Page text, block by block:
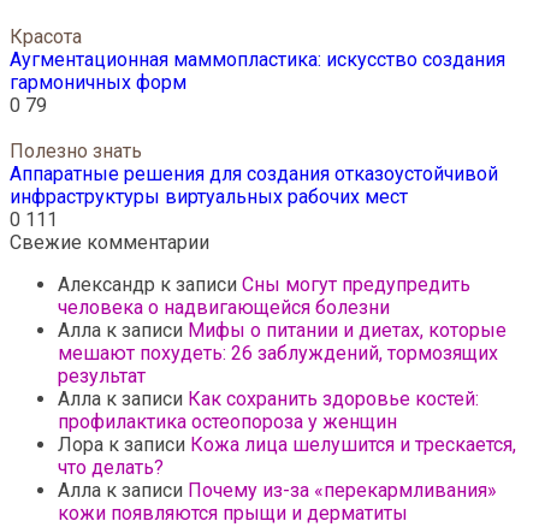
Красота
Аугментационная маммопластика: искусство создания
гармоничных форм
0 79
Полезно знать
Аппаратные решения для создания отказоустойчивой
инфраструктуры виртуальных рабочих мест
0 111
Свежие комментарии
Александр к записи Сны могут предупредить
человека о надвигающейся болезни
Алла к записи Мифы о питании и диетах, которые
мешают похудеть: 26 заблуждений, тормозящих
результат
Алла к записи Как сохранить здоровье костей:
профилактика остеопороза у женщин
Лора к записи Кожа лица шелушится и трескается,
что делать?
Алла к записи Почему из-за «перекармливания»
кожи появляются прыщи и дерматиты